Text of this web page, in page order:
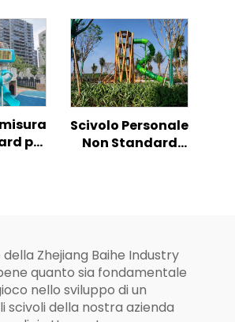
per
Combinato
Fusione da
Sogno Sicuro e
Divertente
per
Scivolo Personale
Non Standard
Zhejiang Baihe Industry
quanto sia fondamentale
nello sviluppo di un
scivoli della nostra azienda